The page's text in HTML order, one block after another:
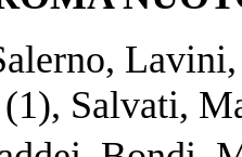
Salvati,